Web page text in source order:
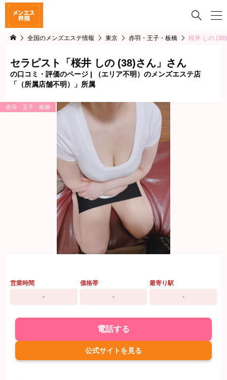

全国のメンズエステ情報 東京 赤羽・王子・板橋 桜井 しの
セラピスト「桜井 しの (38)さん」さん
の口コミ・評価のページ | （エリア不明）のメンズエステ店
「（所属店舗不明）」所属
赤羽・王子・板橋
営業時間
-
価格帯
-
最寄り駅
-
電話する
公式サイトを見る